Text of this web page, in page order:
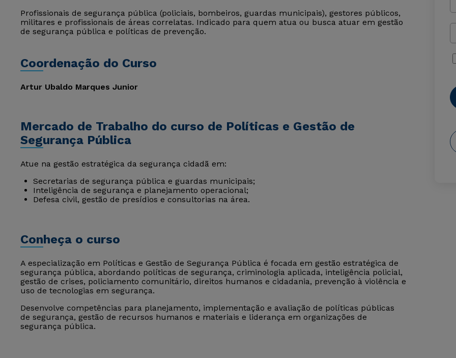
Profissionais de segurança pública (policiais, bombeiros, guardas municipais), gestores públicos,
militares e profissionais de áreas correlatas. Indicado para quem atua ou busca atuar em gestão
de segurança pública e políticas de prevenção.
Coordenação do Curso
Artur Ubaldo Marques Junior
Mercado de Trabalho do curso de Políticas e Gestão de
Segurança Pública
Atue na gestão estratégica da segurança cidadã em:
Secretarias de segurança pública e guardas municipais;
Inteligência de segurança e planejamento operacional;
Defesa civil, gestão de presídios e consultorias na área.
Conheça o curso
A especialização em Políticas e Gestão de Segurança Pública é focada em gestão estratégica de
segurança pública, abordando políticas de segurança, criminologia aplicada, inteligência policial,
gestão de crises, policiamento comunitário, direitos humanos e cidadania, prevenção à violência e
uso de tecnologias em segurança.
Desenvolve competências para planejamento, implementação e avaliação de políticas públicas
de segurança, gestão de recursos humanos e materiais e liderança em organizações de
segurança pública.